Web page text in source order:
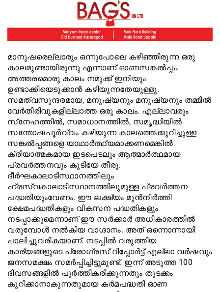
മാനുഷരെല്ലാരും ഒന്നുപോലെ കഴിഞ്ഞിരുന്ന ഒരു കാലമുണ്ടായിരുന്നു എന്നാണ് ഓണസങ്കല്‍പ്പം. അത്തരമൊരു കാലം നമുക്ക് ഇനിയും ഉണ്ടാക്കിയെടുക്കാന്‍ കഴിയുന്നതേയുള്ളൂ. സമത്വസുന്ദരമായ, മനുഷ്യനും മനുഷ്യനും തമ്മില്‍ വേര്‍തിരിവുകളില്ലാത്ത ഒരു കാലം. എല്ലാവരും സ്‌നേഹത്തില്‍, സമാധാനത്തില്‍, സമൃദ്ധിയില്‍ സന്തോഷപൂര്‍വ്വം കഴിയുന്ന കാലത്തെക്കുറിച്ചുള്ള സങ്കല്‍പ്പങ്ങളെ യാഥാര്‍ത്ഥ്യമാക്കണമെങ്കില്‍ ക്രിയാത്മകമായ ഇടപെടലും ആത്മാര്‍ത്ഥമായ പ്രവര്‍ത്തനവും കൂടിയേ തീരൂ. ദീര്‍ഘകാലാടിസ്ഥാനത്തിലും ഹ്രസ്വകാലാടിസ്ഥാനത്തിലുമുള്ള പ്രവര്‍ത്തന പദ്ധതിയുംവേണം. ഈ ലക്ഷ്യം മുന്‍നിര്‍ത്തി ക്ഷേമപദ്ധതികളും വികസന പദ്ധതികളും നടപ്പാക്കുമെന്നാണ് ഈ സര്‍ക്കാര്‍ അധികാരത്തില്‍ വരുമ്പോള്‍ നല്‍കിയ വാഗ്ദാനം. അത് ഒന്നൊന്നായി പാലിച്ചുവരികയാണ്. നടപ്പില്‍ വരുത്തിയ കാര്യങ്ങളുടെ പ്രോഗ്രസ് റിപ്പോര്‍ട്ട് എല്ലാ വര്‍ഷവും ജനസമക്ഷം സമര്‍പ്പിച്ചിട്ടുമുണ്ട്. ഇന്ന് അടുത്ത 100 ദിവസങ്ങളില്‍ പൂര്‍ത്തീകരിക്കുന്നതും തുടക്കം കുറിക്കാനാകുന്നതുമായ കര്‍മപദ്ധതി ഓണ സന്ദേശത്തോടൊപ്പം ജനങ്ങള്‍ക്കു മുമ്പാകെ അവതരിപ്പിക്കുകയാണ്. നൂറുദിവസത്തിനുള്ളില്‍ നൂറ് പദ്ധതികള്‍ പൂര്‍ത്തീകരിച്ച് ജനങ്ങള്‍ക്ക് സമര്‍പ്പിക്കും. കര്‍ക്കിടകം പഞ്ഞമാസമാണെന്നാണല്ലോ. ആ പഞ്ഞമാസത്തെ നമ്മള്‍ മറികടക്കുന്നത് അതിനപ്പുറത്ത് ഒരു പൊന്‍ചിങ്ങവും അതിന്റെ ഭാഗമായി തിരുവോണവുമുണ്ട് എന്ന പ്രത്യാശകൊണ്ടാണ്. ഇന്നത്തെ ദുഃഖപൂര്‍ണ്ണമായ കോവിഡ് കാലത്തെ നമ്മള്‍ മറികടക്കുന്നതും ഇതിനപ്പുറത്ത് സൗഖ്യപൂര്‍ണ്ണമായ ഒരു നല്ല കാലമുണ്ട് എന്ന പ്രത്യാശ കൊണ്ടാണ്. ആ പ്രത്യാശ തന്നെയാണ് കോവിഡ് മഹാമാരിയെ മുറിച്ചുകടക്കാന്‍ ഉപയുക്തമാകുന്ന 100 ദിന കര്‍മ്മപരിപാടികളുടെ ആവിഷ്‌കാരത്തിനു പിന്നിലുള്ളത്. ഈ മഹാമാരിക്കിടയിലും സന്തോഷകരമായ ഓണം മലയാളികള്‍ക്ക് ഉറപ്പുവരുത്തുന്നതിന് സര്‍ക്കാര്‍ പരമാവധി ശ്രമിച്ചിട്ടുണ്ട്. കോവിഡിനെ പ്രതിരോധിച്ചുകൊണ്ടുതന്നെ ജീവിതത്തെയും മുന്നോട്ടുകൊണ്ടുപോകുകയാണ് നമ്മള്‍. പകര്‍ച്ചവ്യാധി നമ്മുടെ സമൂഹത്തിലും സമ്പദ്ഘടനയിലും ഗൗരവമായ തകര്‍ച്ച സൃഷ്ടിച്ചു. ഒരു നവകേരളം സൃഷ്ടിക്കുന്നതിനുള്ള നിരവധി പ്രവര്‍ത്തനങ്ങള്‍ ഊര്‍ജസ്വലമായി മുന്നേറുമ്പോഴാണ് ഈ മഹാവ്യാധി നേരിടേണ്ടിവന്നത്. അതിനുമുമ്പ് പ്രകൃതിദുരന്തങ്ങളും നാം നേരിട്ടു. അതുമൂലം വേഗം കുറഞ്ഞ പ്രവര്‍ത്തനങ്ങള്‍ വര്‍ദ്ധിതോത്സാഹത്തോടെ മുന്നോട്ടുകൊണ്ടുപോയേ മതിയാകൂ. ഇത് സര്‍ക്കാരിന്റെ അഞ്ചാം വര്‍ഷമാണ്. നാലാം വാര്‍ഷികാഘോഷങ്ങള്‍ കോവിഡ് സാഹചര്യത്തില്‍ ഉപേക്ഷിച്ചിരുന്നു. എന്നാല്‍, വികസനപ്രവര്‍ത്തനങ്ങള്‍ക്ക് അവധി നല്‍കുന്നില്ല. സാധാരണക്കാര്‍ക്കു സംരക്ഷണം ഇനിയുള്ള ദിവസങ്ങളിലും കോവിഡ് 19 ശക്തമായി തുടരുമെന്നതിനാല്‍ സാധാരണക്കാരായ മനുഷ്യര്‍ക്ക് നേരിട്ടുതന്നെ പരമാവധി സമാശ്വാസ സഹായങ്ങള്‍ എത്തിക്കും. ഒരാളും പട്ടിണികിടക്കാന്‍ പാടില്ല. പ്രതിസന്ധി ഘട്ടത്തില്‍ സര്‍ക്കാര്‍ ആവിഷ്‌കരിച്ച് വളരെയേറെ പ്രശംസ നേടിയ ഭക്ഷ്യക്കിറ്റ് വിതരണം അടുത്ത നാലുമാസം തുടരും. റേഷന്‍ കടകള്‍ വഴി ഇപ്പോള്‍ ചെയ്യുന്നതുപോലെയായിരിക്കും കിറ്റ് വിതരണം. ഈ സര്‍ക്കാരിന്റെ ഏറ്റവും നല്ല പ്രവൃത്തി ഏതെന്നു ചോദിച്ചാല്‍ ആദ്യം പറയാവുന്നത് സാമൂഹ്യക്ഷേമ പെന്‍ഷന്‍ വിതരണത്തില്‍ കൊണ്ടുവന്ന മാറ്റങ്ങള്‍ എന്നാണ്. യു.ഡി.എഫ് ഭരണം ഒഴിയുമ്പോള്‍ 35 ലക്ഷം പേര്‍ക്ക് 600 രൂപ നിരക്കില്‍ ആയിരുന്നു പെന്‍ഷന്‍. അത് പോലും കൃത്യമായി വിതരണം ചെയ്യാന്‍ സാധിച്ചിരുന്നില്ല. നിയമസഭാ തിരഞ്ഞെടുപ്പില്‍ എല്‍.ഡി.എഫ് പ്രകടന പത്രികയില്‍ ജനങ്ങള്‍ക്ക് മുന്നില്‍ വച്ച പ്രധാന വാഗ്ദാനമായിരുന്നു സാമൂഹ്യക്ഷേമ പെന്‍ഷനുകളിലെ വര്‍ധന. അത് അക്ഷരംപ്രതി പാലിക്കുവാന്‍ കഴിഞ്ഞു എന്നതില്‍ അത്യധികം അഭിമാനമുണ്ട്. പെന്‍ഷന്‍ തുക 600 രൂപയില്‍ നിന്ന് 1000 രൂപയായും തുടര്‍ന്ന് 1200 രൂപയായും 1300 രൂപയായും വര്‍ധിപ്പിച്ചു. 35 ലക്ഷം ഗുണഭോക്താക്കള്‍ എന്നത് 58 ലക്ഷമാക്കി ഈ സര്‍ക്കാരിന്റെ കാലത്ത് വര്‍ധിച്ചു. അര്‍ഹരായ 23 ലക്ഷം പേരെ പുതുതായി പദ്ധതിയില്‍ ഉള്‍പ്പെടുത്താന്‍ സാധിച്ചു എന്നത് ചെറിയ കാര്യമല്ല. കുടിശികയില്ലാതെ പെന്‍ഷന്‍ വിതരണം ചെയ്യാനും കഴിയുന്നുണ്ട്. ഇപ്പോള്‍ ആ രംഗത്ത് രണ്ട് സുപ്രധാന തീരുമാനങള്‍ എടുക്കുകയാണ്. ഒന്ന്: സാമൂഹ്യസുരക്ഷാ, ക്ഷേമ പെന്‍ഷനുകള്‍ 100 രൂപ വീതം വര്‍ദ്ധിപ്പിക്കുന്നു. രണ്ട്: ഇനി പെന്‍ഷന്‍ മാസംതോറും വിതരണം ചെയ്യും. ആരോഗ്യ സംരക്ഷണം കോവിഡിനെതിരെ പൊതു ആരോഗ്യ സംവിധാനത്തെ കൂടുതല്‍ ശക്തിപ്പെടുത്തും. സര്‍ക്കാര്‍ ആശുപത്രികളുടെ പശ്ചാത്തലസൗകര്യ വികസനം, മനുഷ്യവിഭവശേഷി വര്‍ദ്ധിപ്പിക്കല്‍ തുടങ്ങിയവയില്‍ വലിയ കുതിപ്പാണ് സര്‍ക്കാര്‍ കൈവരിച്ചിട്ടുള്ളത്. പകര്‍ച്ചവ്യാധി തുടങ്ങിയതിനുശേഷം നാഷണല്‍ ഹെല്‍ത്ത് മിഷന്‍ വഴി 9,768 ആരോഗ്യപ്രവര്‍ത്തകരെ നിയമിച്ചു. ഇതിനു പുറമെ 1200 ഹൗസ് സര്‍ന്മാരെയും 1152 അഡ്‌ഹോക്ക് ജീവനക്കാരെയും നിയമിച്ചിട്ടുണ്ട്. ഇനിയും ആവശ്യം വന്നാല്‍ അടുത്ത 100 ദിവസത്തിനുള്ളില്‍ വേണ്ട ജീവനക്കാരെക്കൂടി ആരോഗ്യസംവിധാനത്തിന്റെ ഭാഗമാക്കി മാറ്റും. ഫസ്റ്റ്‌ലൈന്‍ കോവിഡ് ട്രീറ്റ്‌മെന്റ് സെന്ററുകളുടെ പ്രവര്‍ത്തനം കൂടുതല്‍ കാര്യക്ഷമമാക്കും. ടെസ്റ്റുകളുടെ എണ്ണം പ്രതിദിനം അരലക്ഷം ആയി ഉയര്‍ത്തും. സംസ്ഥാനത്തെ പ്രാഥമികാരോഗ്യ കേന്ദ്രങ്ങളെ ആശുപത്രിയുടെ സമ്പൂര്‍ണ്ണ സൗകര്യമുള്ള കുടുംബാരോഗ്യ കേന്ദ്രങ്ങളാക്കി മാറ്റുക സര്‍ക്കാരിന്റെ ലക്ഷ്യമാണ്. ഇതുവരെ 386 കുടുംബാരോഗ്യ കേന്ദ്രങ്ങള്‍ പൂര്‍ത്തിയാക്കി പ്രവര്‍ത്തനം ആരംഭിച്ചു. വരുന്ന നൂറുദിവസങ്ങളില്‍ 153 കുടുംബാംരോഗ്യ കേന്ദ്രങ്ങള്‍ ഉദ്ഘാടനം ചെയ്യും. ഇവിടങ്ങളില്‍ രാവിലെയും വൈകുന്നേരവും ഒപി ഉണ്ടാകും. മെഡിക്കല്‍ കോളേജ്/ ജില്ലാ/ ജനറല്‍ / താലൂക്ക് ആശുപത്രികളുടെ ഭാഗമായ 24 പുതിയ കെട്ടിടങ്ങള്‍ പൂര്‍ത്തീകരിക്കും. 10 പുതിയ ഡയാലിസിസ് കേന്ദ്രങ്ങള്‍, 9 സ്‌കാനിംഗ് കേന്ദ്രങ്ങള്‍, 3 പുതിയ കാത്ത് ലാബുകള്‍, 2 ആധുനിക ക്യാന്‍സര്‍ ചികിത്സാ സംവിധാനങ്ങള്‍ എന്നിവ പൂര്‍ത്തീകരിക്കും. പൊതു വിദ്യാലയങ്ങള്‍ 2021 ജനുവരിയില്‍ വിദ്യാലയങ്ങള്‍ സാധാരണഗതിയില്‍ തുറന്നുപ്രവര്‍ത്തിക്കാന്‍ കഴിയുമെന്നാണ് കരുതുന്നത്. ഏതാണ്ട് ഒരു വര്‍ഷക്കാലം വിദ്യാലയ അന്തരീക്ഷത്തില്‍ നിന്ന് അകന്നു നിന്നതിനുശേഷം സ്‌കൂള്‍ അങ്കണത്തിലേക്ക് വരുന്ന കുഞ്ഞുങ്ങളെ പുതിയൊരു പഠനാന്തരീക്ഷവും പശ്ചാത്തല സൗകര്യവും ഒരുക്കി വരവേല്‍ക്കും. 500 കുട്ടികളില്‍ കൂടുതല്‍ പഠിക്കുന്ന എല്ലാ സര്‍ക്കാര്‍ സ്‌കൂളുകളിലും കിഫ്ബി ധനസഹായത്തോടെ കെട്ടിട നിര്‍മാണം നടക്കുന്നുണ്ട്. ഓരോ സ്‌കൂളിനും 5 കോടി രൂപ വീതം മുടക്കി നിര്‍മിക്കുന്ന 35 സ്‌കൂള്‍ കെട്ടിടങ്ങളും 3 കോടി രൂപ ചെലവില്‍ പണി തീര്‍ക്കുന്ന 14 സ്‌കൂള്‍ കെട്ടിടങ്ങളും 100 ദിവസത്തിനകം ഉദ്ഘാടനം ചെയ്യും. മറ്റ് 27 സ്‌കൂള്‍ കെട്ടിടങ്ങളുടെയും പണി പൂര്‍ത്തിയാകും. 250 പുതിയ സ്‌കൂള്‍ കെട്ടിടങ്ങളുടെ പണി ആരംഭിക്കും. 45,000 ക്ലാസ് മുറികള്‍ ഹൈടെക്കാക്കി മാറ്റിയിട്ടുണ്ട്. എല്ലാ എല്‍പി സ്‌കൂളുകളും ഹൈടെക്കാക്കി മാറ്റാനുള്ള പരിപാടി കിഫ്ബി സഹായത്തോടെ പുരോഗമിക്കുകയാണ്. സ്‌കൂളുകള്‍ തുറക്കുമ്പോള്‍ 11,400 സ്‌കൂളുകളില്‍ ഹൈടെക് കമ്പ്യൂട്ടര്‍ ലാബുകള്‍ സജ്ജീകരിക്കും. ഫസ്റ്റ്‌ബെല്‍ ഓണ്‍ലൈന്‍ അധ്യയന പരിപാടി കേരളത്തിന് നവീനമായ അനുഭവങ്ങളാണ് നല്‍കിയത്. കെഎസ്എഫ്ഇയുടെയും കുടുംബശ്രീയുടെയും ആഭിമുഖ്യത്തില്‍ അഞ്ചുലക്ഷം കുട്ടികള്‍ക്ക് ലാപ്‌ടോപ്പുകള്‍ എത്തിക്കുന്നതിനുള്ള വിദ്യാശ്രീ പദ്ധതി 100 ദിവസത്തിനുള്ളില്‍ വിതരണം ആരംഭിക്കും. 18 കോടി രൂപയുടെ ചെങ്ങന്നൂര്‍ ഐടിഐ അടക്കം നവീകരിച്ച 10 ഐടിഐകളുടെ ഉദ്ഘാടനം നിര്‍വ്വഹിക്കും. സംസ്ഥാനത്തെ സര്‍ക്കാര്‍, എയ്ഡഡ് കോളേജുകളില്‍ 150 പുതിയ കോഴ്‌സുകള്‍ അനുവദിക്കും. ആദ്യത്തെ 100 കോഴ്‌സുകള്‍ സെപ്തംബര്‍ 15നകം പ്രഖ്യാപിക്കും. എ പി ജെ അബ്ദുള്‍കലാം സര്‍വ്വകലാശാല, മലയാളം സര്‍വ്വകലാശാല എന്നിവയ്ക്ക് സ്ഥിരം കാമ്പസിനുള്ള സ്ഥലമെടുപ്പ് പൂര്‍ത്തിയാക്കി ശിലാസ്ഥാപനം നടത്തും. 126 കോടി രൂപ മുതല്‍മുടക്കില്‍ 32 ഉന്നതവിദ്യാഭ്യാസ സ്ഥാപനങ്ങള്‍ക്ക് നിര്‍മിക്കുന്ന കെട്ടിടങ്ങള്‍ പൂര്‍ത്തീകരിക്കും. ഈ സര്‍ക്കാര്‍ നാലുവര്‍ഷം കൊണ്ട് 1,41,615 പേര്‍ക്ക് തൊഴില്‍ നല്‍കി. ഇതില്‍ പൊതുമേഖലാ സ്ഥാപനങ്ങളുടെ കണക്ക് ഉള്‍പ്പെടുത്തിയിട്ടില്ല. പിഎസ്‌സിക്ക് നിയമനം വിട്ടുകൊടുത്ത 11 സ്ഥാപനങ്ങളില്‍ സ്‌പെഷ്യല്‍ റൂള്‍സ് ഉണ്ടാക്കുന്നതിനുള്ള പ്രത്യേക ടാസ്‌ക്‌ഫോഴ്‌സിനെ നിയമ-ധന-പൊതുഭരണ വകുപ്പുകളുടെ നേതൃത്വത്തില്‍ സൃഷ്ടിക്കും. നിയമനം പിഎസ്‌സിയെ ഏല്‍പ്പിച്ചാലും സ്‌പെഷ്യല്‍ റൂള്‍സിന്റെ അപാകം മൂലം ഉദ്ദേശ്യം പൂര്‍ത്തീകരിക്കാനാവാത്ത സ്ഥിതിയാണ് ഇപ്പേഴുള്ളത്. ഈ പ്രശ്‌നം പരിഹരിക്കു എന്നത് ഉദ്യോഗാര്‍ത്ഥികളുടെ ഏറെനാളായുള്ള ആവശ്യമാണ്. ഈ സ്ഥാപനങ്ങളുടെ സ്‌പെഷ്യല്‍ റൂള്‍സിന് അവസാനരൂപം നല്‍കും. ടാസ്‌ക്ക് ഷോഴ്‌സ് സമയബന്ധിതമായി ഈ വിഷയത്തിന് പരിഹാരം കാണും. 100 ദിവസത്തിനുള്ളില്‍ കോളേജ്, ഹയര്‍ സെക്കണ്ടറി മേഖലകളിലായി 1000 തസ്തികകള്‍ സൃഷ്ടിക്കും. 100 ദിവസത്തിനുള്ളില്‍ 15,000 നവസംരംഭങ്ങളിലൂടെ 50,000 പേര്‍ക്ക് കാര്‍ഷികേതര മേഖലയില്‍ തൊഴില്‍ നല്‍കും. പ്രാദേശിക സഹകരണ ബാങ്കുകള്‍, കുടുംബശ്രീ, കെഎഫ്‌സി , ജില്ലാ വ്യവസായ കേന്ദ്രങ്ങള്‍, തദ്ദേശഭരണ സ്ഥാപനങ്ങള്‍ എന്നിവയായിരിക്കും മുഖ്യ ഏജന്‍സികള്‍. ഒരു പ്രത്യേക പോര്‍ട്ടലിലൂടെ ഓരോ ഏജന്‍സികളും അധികമായി സൃഷ്ടിച്ച തൊഴിലവസരങ്ങള്‍ പ്രസിദ്ധീകരിക്കും. മുഖ്യമന്ത്രിയുടെ ദുരിതാശ്വാസ നിധിയില്‍നിന്നും 961 കോടി രൂപ മുടക്കി 5,000 ഗ്രാമീണ റോഡുകളുടെ പുനരുദ്ധാരണത്തിനും റീബില്‍ഡ് കേരളയുമായി ഭാഗമായി 392.09 കോടി രൂപയുടെ ഭരണാനുമതി നല്‍കിയിട്ടുള്ള ഗ്രാമീണ റോഡുകള്‍ക്കും തുടക്കം കുറിക്കും. 1,451 കോടി രൂപയുടെ 189 പൊതുമരാമത്ത്-കിഫ്ബി റോഡുകള്‍ ഗതാഗതത്തിന് തുറന്നുകൊടുക്കും. 901 കോടി രൂപയുടെ 158 കിലോമീറ്റര്‍ കെഎസ്ടിപി റോഡുകള്‍, കുണ്ടന്നൂര്‍, വെറ്റില ഫ്‌ളൈഓവറുകളടക്കം 21 പാലങ്ങള്‍ എന്നിവയും ഉദ്ഘാടനം ചെയ്യും. 671.26 കോടി രൂപയ്ക്ക് ടെണ്ടര്‍ നല്‍കിയ 41 കിഫ്ബി പദ്ധതികള്‍ നവംബറിനകം ഉദ്ഘാടനം ചെയ്യും. പുനലൂര്‍ നഗരറോഡ് നവീകരണം, ചങ്ങനാശ്ശേരി കവിയൂര്‍, ശിവഗിരി റിംഗ് റോഡ്, ചെറുന്നിയൂര്‍-കിളിമാനൂര്‍ റോഡ്, ഇലഞ്ഞിമേല്‍ ഹരിപ്പാട്, നന്ദാരപ്പടവ് ചേവാര്‍ ഹില്‍ ഹൈവേ റീച്ച് എന്നിവയെല്ലാം ഇതില്‍ ഉള്‍പ്പെടും. സ്റ്റേഡിയങ്ങള്‍, മോഡല്‍ റെസിഡന്റ്ഷ്യല്‍ സ്‌കൂളുകള്‍, പ്രീ-മെട്രിക് ഹോസ്റ്റലുകള്‍ തുടങ്ങിയവയും ഇതില്‍പ്പെടുന്നുണ്ട്. കോവളം ബേക്കല്‍ ജലപാതയുടെ 590 കിലോമീറ്ററില്‍ 453 കിലോമീറ്റര്‍ ഗതാഗതയോഗ്യമാക്കും. ചമ്പക്കുളം, പറശ്ശിനിക്കടവ്, പഴയങ്ങാടി എന്നിവിടങ്ങളിലെ ബോട്ട് ജെട്ടികളും കല്ലായി പറമാംമ്പില്‍ പാലങ്ങളും പൂര്‍ത്തീകരിക്കും. കൊച്ചി മെട്രോ പൊളിറ്റന്‍ ട്രാന്‍സ്‌പോര്‍ട്ട് അതോറിറ്റി, സെയ്ഫ് കേരള കണ്‍ട്രോള്‍ റൂം എന്നിവ ഉദ്ഘാടനം ചെയ്യും. ആദ്യത്തെ ഇലക്ട്രിക് ഹൈബ്രിഡ് ക്രൂയിസ് വെസല്‍, രണ്ട് കാറ്റമറന്‍ ബോട്ടുകള്‍, രണ്ട് വാട്ടര്‍ ടാക്‌സികള്‍ എന്നിവ നീരണിയും. വിഴിഞ്ഞം അന്താരാഷ്ട്ര തുറമുഖ പദ്ധതിയുടെ പോര്‍ട്ട് ഓഫീസ് കെട്ടിടം ഉദ്ഘാടനം ചെയ്യും. വയനാട് തുരങ്കം റൂട്ടിന് കൊങ്കണ്‍ റെയില്‍ കേര്‍പ്പറേഷന്‍ അന്തിമ രൂപം നല്‍കിയിട്ടുണ്ട്. ഇന്‍വെസ്റ്റിഗേഷനും ടെണ്ടറിങ്ങും അടക്കമുള്ള നിര്‍വ്വഹണച്ചുമതല കൊങ്കണ്‍ റെയില്‍വേയ്ക്കാണ്. തുരങപാത യാഥാര്‍ത്ഥ്യമാക്കുന്നതിനുള്ള നിര്‍ണ്ണായക മുന്നേറ്റം നൂറു ദിവസത്തിനകം നടത്താനാകും. സുഭിക്ഷ കേരളം പദ്ധതി പച്ചക്കറി ഉല്‍പ്പാദനത്തില്‍ കുതിച്ചുചാട്ടം സൃഷ്ടിച്ചിരിക്കുകയാണ്. വിപണനം പ്രധാനം പ്രശ്‌നമായി ഉയര്‍ന്നു വന്നിരിക്കുന്നു. അടുത്ത കേരളപ്പിറവി ദിനത്തില്‍ 14 ഇനം പച്ചക്കറികള്‍ക്ക് തറവില പ്രഖ്യാപിക്കും. രാജ്യത്ത് ആദ്യമാണ് ഒരു സംസ്ഥാനം പച്ചക്കറിക്ക് തറവില ഏര്‍പ്പെടുത്തുന്നത്. പച്ചക്കറി ന്യായവിലയ്ക്ക് ഉപഭോക്താവിന് ഉറപ്പുവരുത്തുന്നതിനും കൃഷിക്കാരില്‍ നിന്നും സംഭരിക്കുന്നതിനും പ്രാദേശിക സഹകരണ ബാങ്കുകളുടെ ആഭിമുഖ്യത്തില്‍ കടകളുടെ ശൃംഖല ആരംഭിക്കും. കൃഷിക്കാര്‍ക്ക് തത്സമയം തന്നെ അക്കൗണ്ടിലേയ്ക്ക് പണം നല്‍കും. വെജിറ്റബിള്‍ ആന്റ് ഫ്രൂട്ട് പ്രൊമോഷന്‍ കൗണ്‍സില്‍ മിച്ച പഞ്ചായത്തുകളില്‍ നിന്നും കമ്മിയുള്ള പഞ്ചായത്തുകളിലേക്ക് പച്ചക്കറി നീക്കുന്നതിനുള്ള ചുമതലയെടുക്കും. തറവില നടപ്പാക്കുമ്പോള്‍ വ്യാപാര നഷ്ടം ഉണ്ടായാല്‍ നികത്തുന്നതിന് വയബിലിറ്റി ഗ്യാപ്പ് പ്ലാന്‍ ഫണ്ടില്‍ നിന്നും നല്‍ക